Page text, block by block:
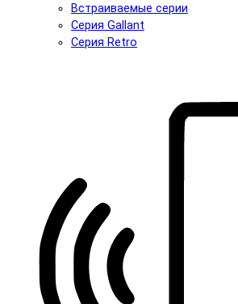
Встраиваемые серии
Серия Gallant
Серия Retro